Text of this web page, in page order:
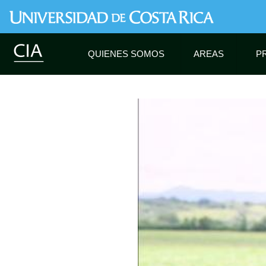
QUIENES SOMOS AREAS